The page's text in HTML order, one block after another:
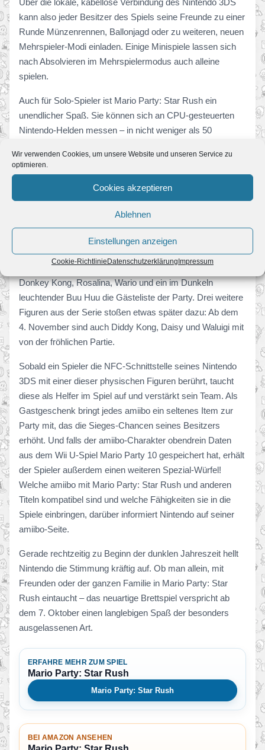
Wir verwenden Cookies, um unsere Website und unseren Service zu
optimieren.
Cookies akzeptieren
Ablehnen
Einstellungen anzeigen
Cookie-Richtlinie Datenschutzerklärung Impressum
Über die lokale, kabellose Verbindung des Nintendo 3DS
kann also jeder Besitzer des Spiels seine Freunde zu einer
Runde Münzenrennen, Ballonjagd oder zu weiteren, neuen
Mehrspieler-Modi einladen. Einige Minispiele lassen sich
nach Absolvieren im Mehrspielermodus auch alleine
spielen.
Auch für Solo-Spieler ist Mario Party: Star Rush ein
unendlicher Spaß. Sie können sich an CPU-gesteuerten
Nintendo-Helden messen – in nicht weniger als 50
Schwierigkeitsgraden.
Neue amiibo als Party-Gäste
gleichzeitig mit dem Erscheinen von Mario Party: Star
Rush kommen auch neue amiibo der Super Mario
Collection in den Handel. Unter anderem bereichern
Donkey Kong, Rosalina, Wario und ein im Dunkeln
leuchtender Buu Huu die Gästeliste der Party. Drei weitere
Figuren aus der Serie stoßen etwas später dazu: Ab dem
4. November sind auch Diddy Kong, Daisy und Waluigi mit
von der fröhlichen Partie.
Sobald ein Spieler die NFC-Schnittstelle seines Nintendo
3DS mit einer dieser physischen Figuren berührt, taucht
diese als Helfer im Spiel auf und verstärkt sein Team. Als
Gastgeschenk bringt jedes amiibo ein seltenes Item zur
Party mit, das die Sieges-Chancen seines Besitzers
erhöht. Und falls der amiibo-Charakter obendrein Daten
aus dem Wii U-Spiel Mario Party 10 gespeichert hat, erhält
der Spieler außerdem einen weiteren Spezial-Würfel!
Welche amiibo mit Mario Party: Star Rush und anderen
Titeln kompatibel sind und welche Fähigkeiten sie in die
Spiele einbringen, darüber informiert Nintendo auf seiner
amiibo-Seite.
Gerade rechtzeitig zu Beginn der dunklen Jahreszeit hellt
Nintendo die Stimmung kräftig auf. Ob man allein, mit
Freunden oder der ganzen Familie in Mario Party: Star
Rush eintaucht – das neuartige Brettspiel verspricht ab
dem 7. Oktober einen langlebigen Spaß der besonders
ausgelassenen Art.
ERFAHRE MEHR ZUM SPIEL
Mario Party: Star Rush
Mario Party: Star Rush
BEI AMAZON ANSEHEN